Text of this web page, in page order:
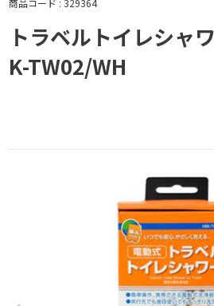
商品コード : 329364
トラベルトイレシャ
K-TW02/WH